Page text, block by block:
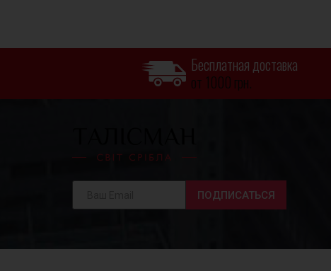
Бесплатная доставка
от 1000 грн.
ПОДПИСАТЬСЯ